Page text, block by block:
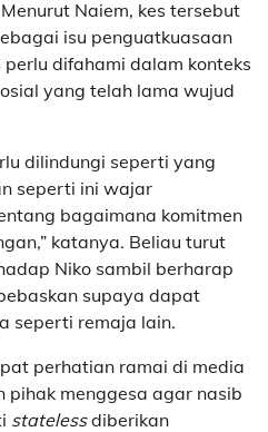
Naiem, kes tersebut
isu penguatkuasaan
difahami dalam konteks
yang telah lama wujud
dilindungi seperti yang
seperti ini wajar
bagaimana komitmen
katanya. Beliau turut
Niko sambil berharap
supaya dapat
seperti remaja lain.
perhatian ramai di media
pihak menggesa agar nasib
statelessdiberikan